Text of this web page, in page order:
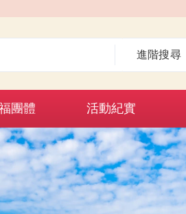
進階搜尋
團體 活動紀實